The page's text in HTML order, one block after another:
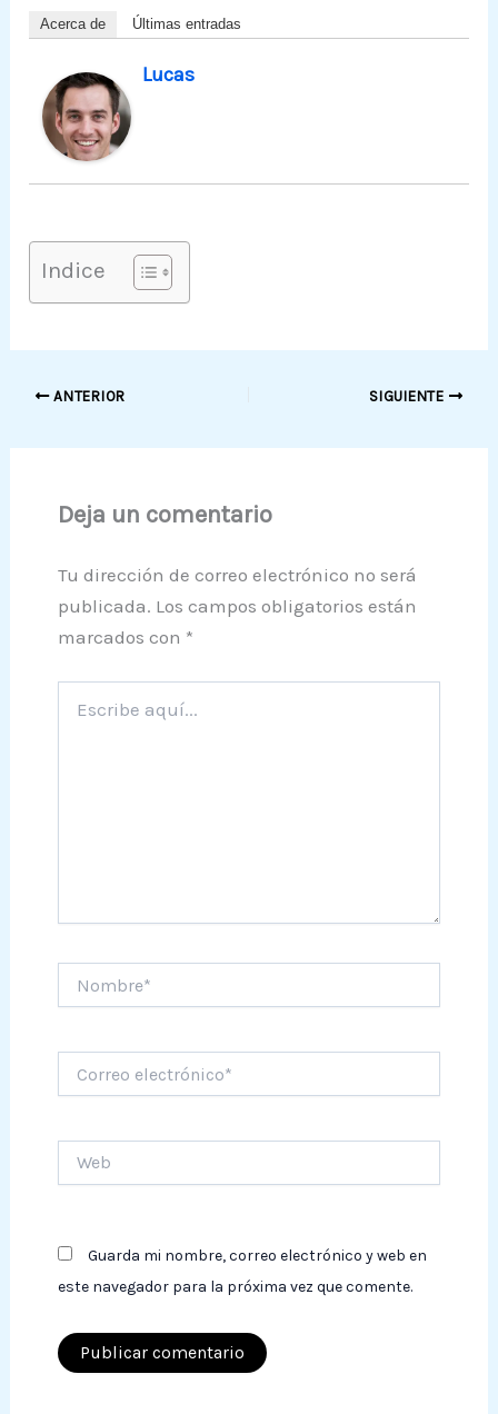
Acerca de Últimas entradas
Lucas
Indice
ANTERIOR SIGUIENTE
Deja un comentario
Tu dirección de correo electrónico no será
publicada. Los campos obligatorios están
marcados con *
aquí...
electrónico*
Guarda mi nombre, correo electrónico y web en
este navegador para la próxima vez que comente.